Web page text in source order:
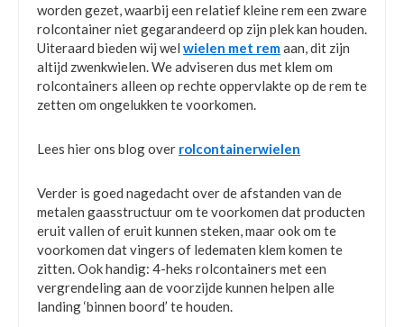
worden gezet, waarbij een relatief kleine rem een zware
rolcontainer niet gegarandeerd op zijn plek kan houden.
Uiteraard bieden wij wel wielen met remaan, dit zijn
altijd zwenkwielen. We adviseren dus met klem om
rolcontainers alleen op rechte oppervlakte op de rem te
zetten om ongelukken te voorkomen.
Lees hier ons blog over rolcontainerwielen
Verder is goed nagedacht over de afstanden van de
metalen gaasstructuur om te voorkomen dat producten
eruit vallen of eruit kunnen steken, maar ook om te
voorkomen dat vingers of ledematen klem komen te
zitten. Ook handig: 4-heks rolcontainers met een
vergrendeling aan de voorzijde kunnen helpen alle
landing ‘binnen boord’ te houden.